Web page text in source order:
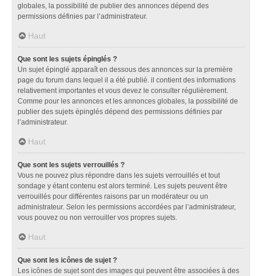
globales, la possibilité de publier des annonces dépend des
permissions définies par l’administrateur.
Haut
Que sont les sujets épinglés ?
Un sujet épinglé apparaît en dessous des annonces sur la première
page du forum dans lequel il a été publié. il contient des informations
relativement importantes et vous devez le consulter régulièrement.
Comme pour les annonces et les annonces globales, la possibilité de
publier des sujets épinglés dépend des permissions définies par
l’administrateur.
Haut
Que sont les sujets verrouillés ?
Vous ne pouvez plus répondre dans les sujets verrouillés et tout
sondage y étant contenu est alors terminé. Les sujets peuvent être
verrouillés pour différentes raisons par un modérateur ou un
administrateur. Selon les permissions accordées par l’administrateur,
vous pouvez ou non verrouiller vos propres sujets.
Haut
Que sont les icônes de sujet ?
Les icônes de sujet sont des images qui peuvent être associées à des